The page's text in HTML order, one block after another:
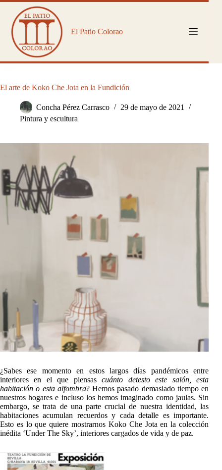
Saltar
contenido
El Patio Colorao
El arte de Koko Che Jota en la Fundición
Concha Pérez Carrasco
29 de mayo de 2021
Pintura y escultura
¿Sabes ese momento en estos largos días pandémicos entre
interiores en el que piensascuánto detesto este salón, esta
habitación o esta alfombra? Hemos pasado demasiado tiempo en
nuestros hogares e incluso los hemos imaginado como jaulas. Sin
embargo, se trata de una parte crucial de nuestra identidad, las
habitaciones acumulan recuerdos y cada detalle es importante.
Esto es lo que quiere mostrarnos Koko Che Jota en la colección
inédita ‘Under The Sky’, interiores cargados de vida y de paz.